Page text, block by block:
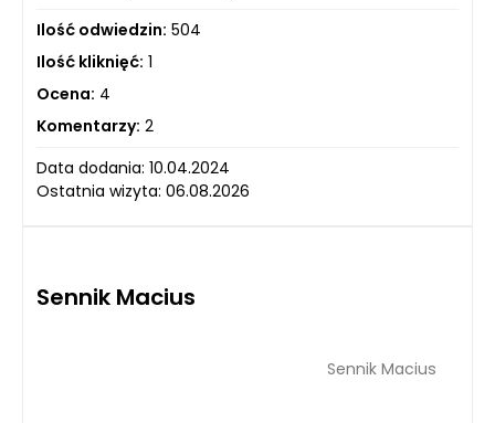
Ilość odwiedzin: 504
Ilość kliknięć: 1
Ocena: 4
Komentarzy: 2
Data dodania: 10.04.2024
Ostatnia wizyta: 06.08.2026
Sennik Macius
Sennik Macius